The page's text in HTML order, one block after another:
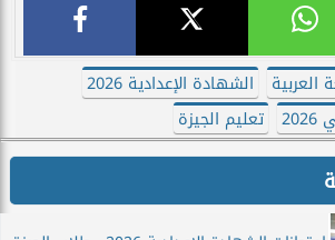
العربية
الشهادة الإعدادية 2026
تعليم الجيزة